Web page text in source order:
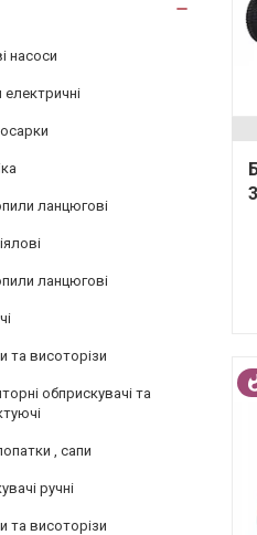
насоси
ланцюгові
ланцюгові
та висоторізи
обприскувачі та
, сапи
ручні
та висоторізи